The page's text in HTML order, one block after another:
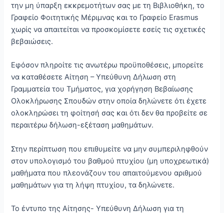
την μη ύπαρξη εκκρεμοτήτων σας με τη Βιβλιοθήκη, το
Γραφείο Φοιτητικής Μέριμνας και το Γραφείο Erasmus
χωρίς να απαιτείται να προσκομίσετε εσείς τις σχετικές
βεβαιώσεις.
Εφόσον πληροίτε τις ανωτέρω προϋποθέσεις, μπορείτε
να καταθέσετε Αίτηση – Υπεύθυνη Δήλωση στη
Γραμματεία του Τμήματος, για χορήγηση Βεβαίωσης
Ολοκλήρωσης Σπουδών στην οποία δηλώνετε ότι έχετε
ολοκληρώσει τη φοίτησή σας και ότι δεν θα προβείτε σε
περαιτέρω δήλωση-εξέταση μαθημάτων.
Στην περίπτωση που επιθυμείτε να μην συμπεριληφθούν
στον υπολογισμό του βαθμού πτυχίου (μη υποχρεωτικά)
μαθήματα που πλεονάζουν του απαιτούμενου αριθμού
μαθημάτων για τη λήψη πτυχίου, τα δηλώνετε.
Το έντυπο της Αίτησης- Υπεύθυνη Δήλωση για τη